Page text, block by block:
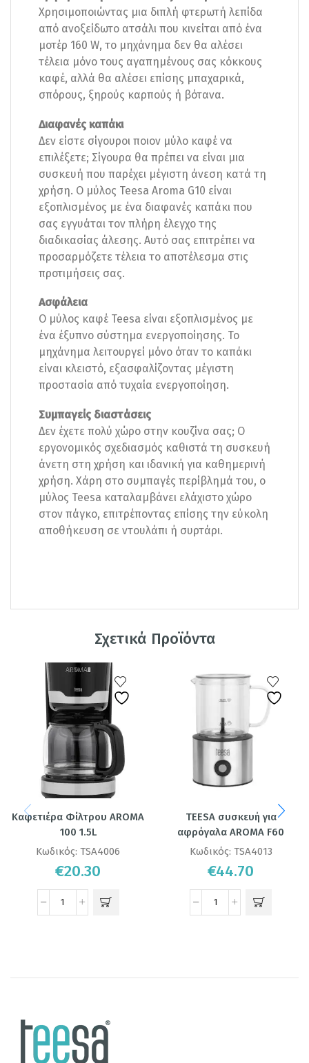
Χρησιμοποιώντας μια διπλή φτερωτή λεπίδα
από ανοξείδωτο ατσάλι που κινείται από ένα
μοτέρ 160 W, το μηχάνημα δεν θα αλέσει
τέλεια μόνο τους αγαπημένους σας κόκκους
καφέ, αλλά θα αλέσει επίσης μπαχαρικά,
σπόρους, ξηρούς καρπούς ή βότανα.
Διαφανές καπάκι
Δεν είστε σίγουροι ποιον μύλο καφέ να
επιλέξετε; Σίγουρα θα πρέπει να είναι μια
συσκευή που παρέχει μέγιστη άνεση κατά τη
χρήση. Ο μύλος Teesa Aroma G10 είναι
εξοπλισμένος με ένα διαφανές καπάκι που
σας εγγυάται τον πλήρη έλεγχο της
διαδικασίας άλεσης. Αυτό σας επιτρέπει να
προσαρμόζετε τέλεια το αποτέλεσμα στις
προτιμήσεις σας.
Ασφάλεια
Ο μύλος καφέ Teesa είναι εξοπλισμένος με
ένα έξυπνο σύστημα ενεργοποίησης. Το
μηχάνημα λειτουργεί μόνο όταν το καπάκι
είναι κλειστό, εξασφαλίζοντας μέγιστη
προστασία από τυχαία ενεργοποίηση.
Συμπαγείς διαστάσεις
Δεν έχετε πολύ χώρο στην κουζίνα σας; Ο
εργονομικός σχεδιασμός καθιστά τη συσκευή
άνετη στη χρήση και ιδανική για καθημερινή
χρήση. Χάρη στο συμπαγές περίβλημά του, ο
μύλος Teesa καταλαμβάνει ελάχιστο χώρο
στον πάγκο, επιτρέποντας επίσης την εύκολη
αποθήκευση σε ντουλάπι ή συρτάρι.
Σχετικά Προϊόντα
Καφετιέρα Φίλτρου AROMA
100 1.5L
Κωδικός:TSA4006
€20.30
TEESA συσκευή για
αφρόγαλα AROMA F60
Κωδικός: TSA4013
€44.70